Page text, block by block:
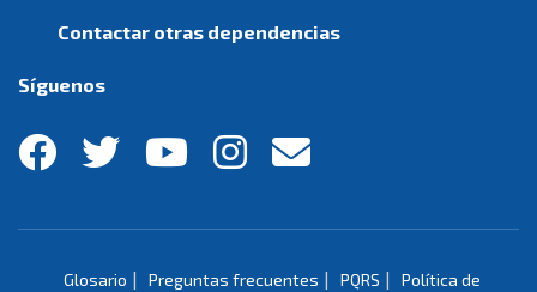
Contactar otras dependencias
Síguenos
Glosario | Preguntas frecuentes | PQRS |
Política de